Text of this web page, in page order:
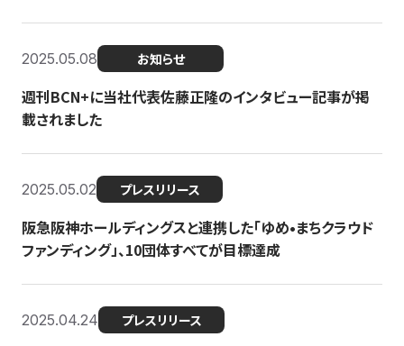
2025.05.08 お知らせ
週刊BCN+に当社代表佐藤正隆のインタビュー記事が掲
載されました
2025.05.02 プレスリリース
阪急阪神ホールディングスと連携した「ゆめ•まちクラウド
ファンディング」、10団体すべてが目標達成
2025.04.24 プレスリリース